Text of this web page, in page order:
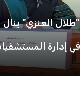
"طلال العنزي" ينال